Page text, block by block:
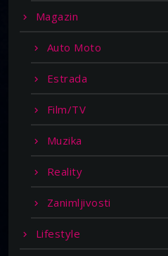
Magazin
Auto Moto
Estrada
Film/TV
Muzika
Reality
Zanimljivosti
Lifestyle